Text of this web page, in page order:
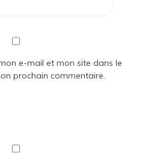
e-mail et mon site dans le
prochain commentaire.